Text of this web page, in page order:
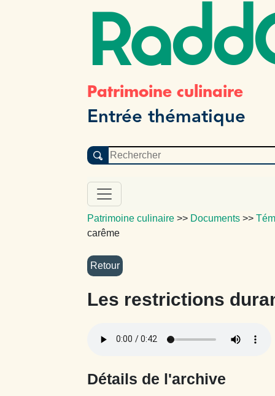
Patrimoine culinaire
Entrée thématique
Patrimoine culinaire >> Documents >>
carême
Les restrictions
Détails de l'archive